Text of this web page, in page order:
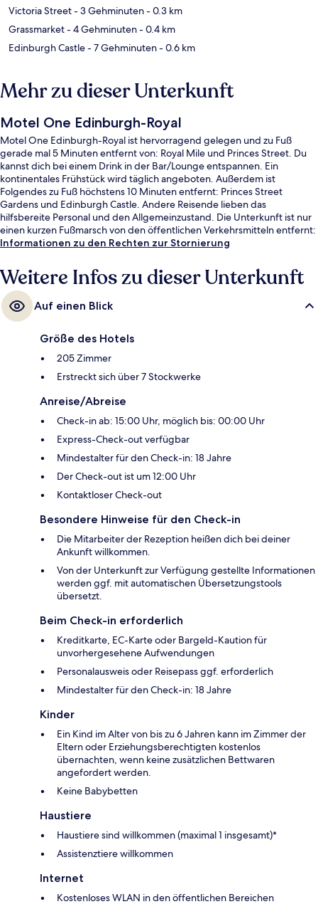
Victoria Street- 3 Gehminuten- 0.3 km
Grassmarket- 4 Gehminuten- 0.4 km
Edinburgh Castle- 7 Gehminuten- 0.6 km
Mehr zu dieser Unterkunft
Motel One Edinburgh-Royal
Motel One Edinburgh-Royal ist hervorragend gelegen und zu Fuß
gerade mal 5 Minuten entfernt von: Royal Mile und Princes Street. Du
kannst dich bei einem Drink in der Bar/Lounge entspannen. Ein
kontinentales Frühstück wird täglich angeboten. Außerdem ist
Folgendes zu Fuß höchstens 10 Minuten entfernt: Princes Street
Gardens und Edinburgh Castle. Andere Reisende lieben das
hilfsbereite Personal und den Allgemeinzustand. Die Unterkunft ist nur
einen kurzen Fußmarsch von den öffentlichen Verkehrsmitteln entfernt:
Zur U-Bahn läuft man 6 Minuten (Straßenbahnhaltestelle St Andrew
Informationen zu den Rechten zur Stornierung
Weitere Infos zu dieser Unterkunft
Auf einen Blick
Größe des Hotels
205 Zimmer
Erstreckt sich über 7 Stockwerke
Anreise/Abreise
Check-in ab: 15:00 Uhr, möglich bis: 00:00 Uhr
Express-Check-out verfügbar
Mindestalter für den Check-in: 18 Jahre
Der Check-out ist um 12:00 Uhr
Kontaktloser Check-out
Besondere Hinweise für den Check-in
Die Mitarbeiter der Rezeption heißen dich bei deiner
Ankunft willkommen.
Von der Unterkunft zur Verfügung gestellte Informationen
werden ggf. mit automatischen Übersetzungstools
übersetzt.
Beim Check-in erforderlich
Kreditkarte, EC-Karte oder Bargeld-Kaution für
unvorhergesehene Aufwendungen
Personalausweis oder Reisepass ggf. erforderlich
Mindestalter für den Check-in: 18 Jahre
Kinder
Ein Kind im Alter von bis zu 6 Jahren kann im Zimmer der
Eltern oder Erziehungsberechtigten kostenlos
übernachten, wenn keine zusätzlichen Bettwaren
angefordert werden.
Keine Babybetten
Haustiere
Haustiere sind willkommen (maximal 1 insgesamt)*
Assistenztiere willkommen
Internet
Kostenloses WLAN in den öffentlichen Bereichen